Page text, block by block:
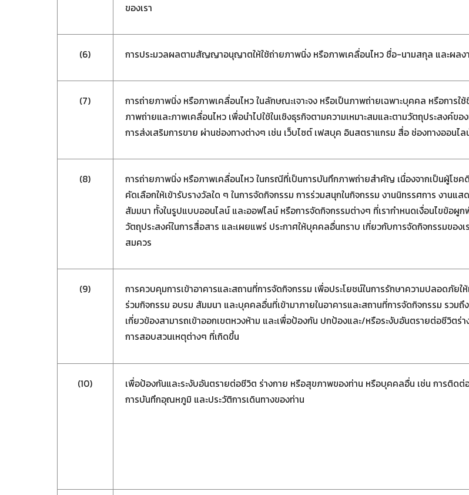
ของเรา
(6) การประมวลผลตามสัญญาอนุญาตให้ใช้ถ่ายภาพนิ่ง หรือภาพเคลื่อนไหว ชื่อ-นามสกุล และผล
(7)
การถ่ายภาพนิ่ง หรือภาพเคลื่อนไหว ในลักษณะเจาะจง หรือเป็นภาพถ่ายเฉพาะบุคคล หรือการ
ภาพถ่ายและภาพเคลื่อนไหว เพื่อนำไปใช้ในเชิงธุรกิจตามความเหมาะสมและตามวัตถุประสงค์ข
การส่งเสริมการขาย ผ่านช่องทางต่างๆ เช่น เว็บไซต์ เฟสบุค อินสตราแกรม สื่อ ช่องทางออนไ
(8)
การถ่ายภาพนิ่ง หรือภาพเคลื่อนไหว ในกรณีที่เป็นการบันทึกภาพถ่ายสำคัญ เนื่องจากเป็นผู้โชค
คัดเลือกให้เข้ารับรางวัลใด ๆ ในการจัดกิจกรรม การร่วมสนุกในกิจกรรม งานนิทรรศการ งานแ
สัมมนา ทั้งในรูปแบบออนไลน์ และออฟไลน์ หรือการจัดกิจกรรมต่างๆ ที่เรากำหนดเงื่อนไขข้อผูก
วัตถุประสงค์ในการสื่อสาร และเผยแพร่ ประกาศให้บุคคลอื่นทราบ เกี่ยวกับการจัดกิจกรรมของเ
สมควร
(9)
การควบคุมการเข้าอาคารและสถานที่การจัดกิจกรรม เพื่อประโยชน์ในการรักษาความปลอดภัย
ร่วมกิจกรรม อบรม สัมมนา และบุคคลอื่นที่เข้ามาภายในอาคารและสถานที่การจัดกิจกรรม รวมถึ
เกี่ยวข้องสามารถเข้าออกเขตหวงห้าม และเพื่อป้องกัน ปกป้องและ/หรือระงับอันตรายต่อชีวิตร่
การสอบสวนเหตุต่างๆ ที่เกิดขึ้น
(10)
เพื่อป้องกันและระงับอันตรายต่อชีวิต ร่างกาย หรือสุขภาพของท่าน หรือบุคคลอื่น เช่น การติด
การบันทึกอุณหภูมิ และประวัติการเดินทางของท่าน